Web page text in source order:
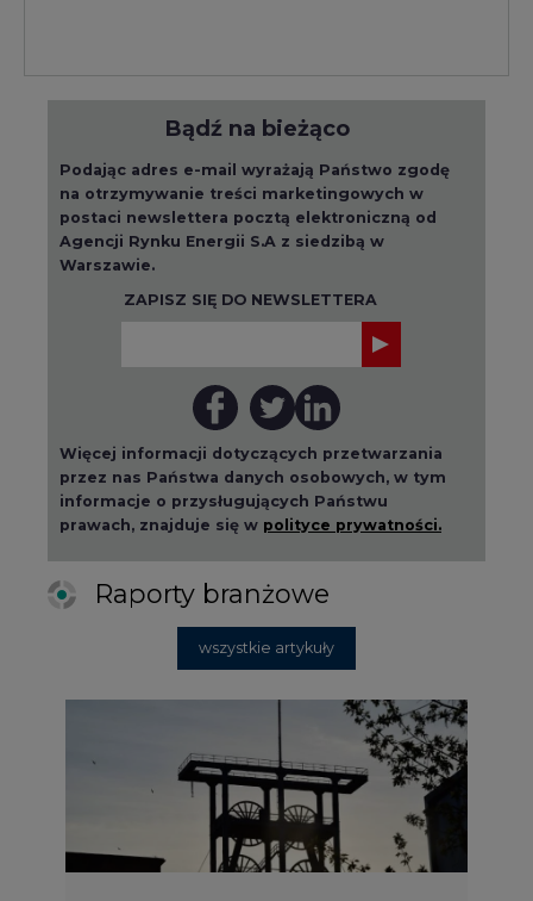
Bądź na bieżąco
Podając adres e-mail wyrażają Państwo zgodę
na otrzymywanie treści marketingowych w
postaci newslettera pocztą elektroniczną od
Agencji Rynku Energii S.A z siedzibą w
Warszawie.
ZAPISZ SIĘ DO NEWSLETTERA
Więcej informacji dotyczących przetwarzania
przez nas Państwa danych osobowych, w tym
informacje o przysługujących Państwu
prawach, znajduje się w polityce prywatności.
Raporty branżowe
wszystkie artykuły